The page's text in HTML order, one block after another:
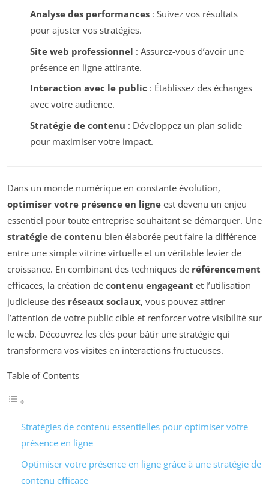
Analyse des performances: Suivez vos résultats
pour ajuster vos stratégies.
Site web professionnel : Assurez-vous d’avoir une
présence en ligne attirante.
Interaction avec le public : Établissez des échanges
avec votre audience.
Stratégie de contenu : Développez un plan solide
pour maximiser votre impact.
Dans un monde numérique en constante évolution,
optimiser votre présence en ligne est devenu un enjeu
essentiel pour toute entreprise souhaitant se démarquer. Une
stratégie de contenu bien élaborée peut faire la différence
entre une simple vitrine virtuelle et un véritable levier de
croissance. En combinant des techniques de référencement
efficaces, la création de contenu engageant et l’utilisation
judicieuse des réseaux sociaux, vous pouvez attirer
l’attention de votre public cible et renforcer votre visibilité sur
le web. Découvrez les clés pour bâtir une stratégie qui
transformera vos visites en interactions fructueuses.
Table of Contents
Stratégies de contenu essentielles pour optimiser votre
présence en ligne
Optimiser votre présence en ligne grâce à une stratégie de
contenu efficace